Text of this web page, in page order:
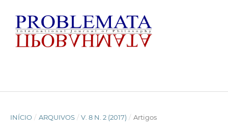
INÍCIO / ARQUIVOS / V. 8 N. 2 (2017) / Artigos